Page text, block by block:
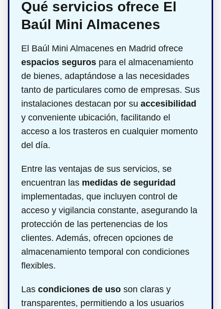
Qué servicios ofrece El
Baúl Mini Almacenes
El Baúl Mini Almacenes en Madrid ofrece
espacios seguros para el almacenamiento
de bienes, adaptándose a las necesidades
tanto de particulares como de empresas. Sus
instalaciones destacan por su accesibilidad
y conveniente ubicación, facilitando el
acceso a los trasteros en cualquier momento
del día.
Entre las ventajas de sus servicios, se
encuentran las medidas de seguridad
implementadas, que incluyen control de
acceso y vigilancia constante, asegurando la
protección de las pertenencias de los
clientes. Además, ofrecen opciones de
almacenamiento temporal con condiciones
flexibles.
Las condiciones de uso son claras y
transparentes, permitiendo a los usuarios